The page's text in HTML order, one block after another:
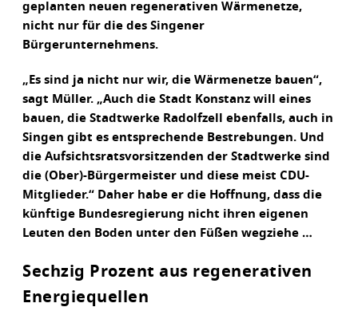
geplanten neuen regenerativen Wärmenetze,
nicht nur für die des Singener
Bürgerunternehmens.
„Es sind ja nicht nur wir, die Wärmenetze bauen“,
sagt Müller. „Auch die Stadt Konstanz will eines
bauen, die Stadtwerke Radolfzell ebenfalls, auch in
Singen gibt es entsprechende Bestrebungen. Und
die Aufsichtsratsvorsitzenden der Stadtwerke sind
die (Ober)-Bürgermeister und diese meist CDU-
Mitglieder.“ Daher habe er die Hoffnung, dass die
künftige Bundesregierung nicht ihren eigenen
Leuten den Boden unter den Füßen wegziehe …
Sechzig Prozent aus regenerativen
Energiequellen